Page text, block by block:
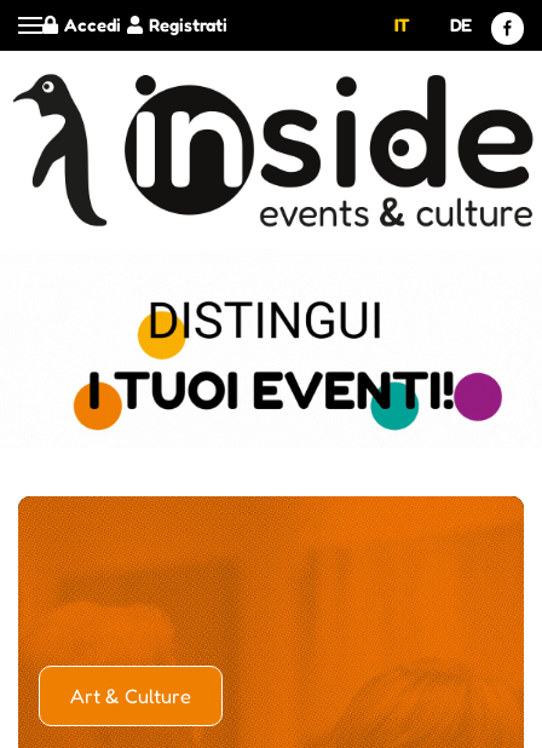
Registrati
Accedi IT DE
Art & Culture